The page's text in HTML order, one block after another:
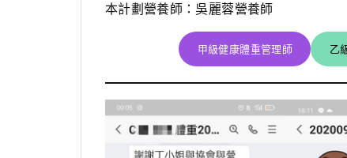
本計劃營養師：吳麗蓉營養師
甲級健康體重管理師 乙